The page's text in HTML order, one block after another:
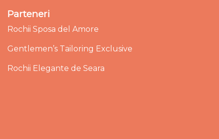
Parteneri
Rochii Sposa del Amore
Gentlemen’s Tailoring Exclusive
Rochii Elegante de Seara